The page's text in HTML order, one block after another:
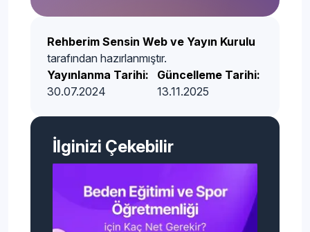
Rehberim Sensin Web ve Yayın Kurulu
tarafından hazırlanmıştır.
Yayınlanma Tarihi:
30.07.2024
Güncelleme Tarihi:
13.11.2025
İlginizi Çekebilir